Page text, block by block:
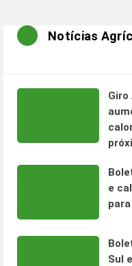
Notícias
Giro
e
Sul